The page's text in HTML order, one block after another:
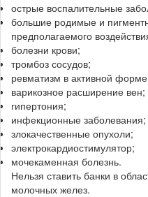
острые воспалительные
большие родимые и
предполагаемого
болезни крови;
тромбоз сосудов;
ревматизм в активной
варикозное расширение вен;
гипертония;
инфекционные заболевания;
злокачественные опухоли;
электрокардиостимулятор;
мочекаменная болезнь.
Нельзя ставить банки в
молочных желез.